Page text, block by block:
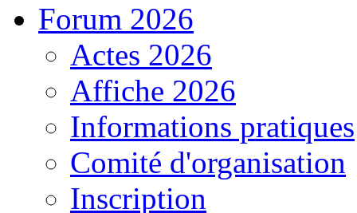
Forum 2026
Actes 2026
Affiche 2026
Informations pratiques
Comité d'organisation
Inscription